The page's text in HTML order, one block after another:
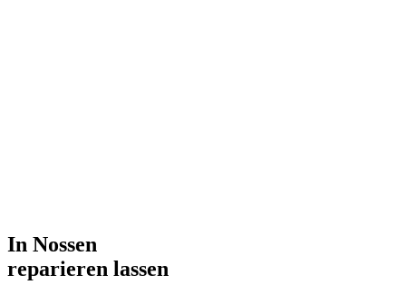
In Nossen
reparieren lassen